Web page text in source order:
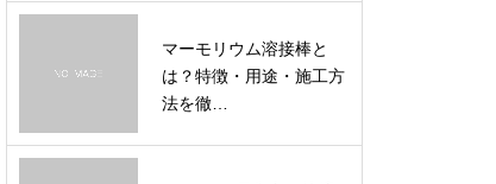
マーモリウム溶接棒と
は？特徴・用途・施工方
法を徹…